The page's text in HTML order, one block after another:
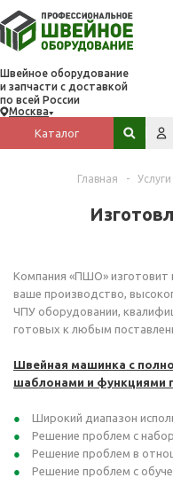
Швейное оборудование
и запчасти с доставкой
по всей России
Москва
Каталог
Поиск
Главная - Услуги
Компания «ПШО»
ваше производство,
ЧПУ оборудовании,
готовых к любым
Швейная машинка с
шаблонами и функциями
Широкий диапазон
Решение проблем с
Решение проблем в
Решение проблем с